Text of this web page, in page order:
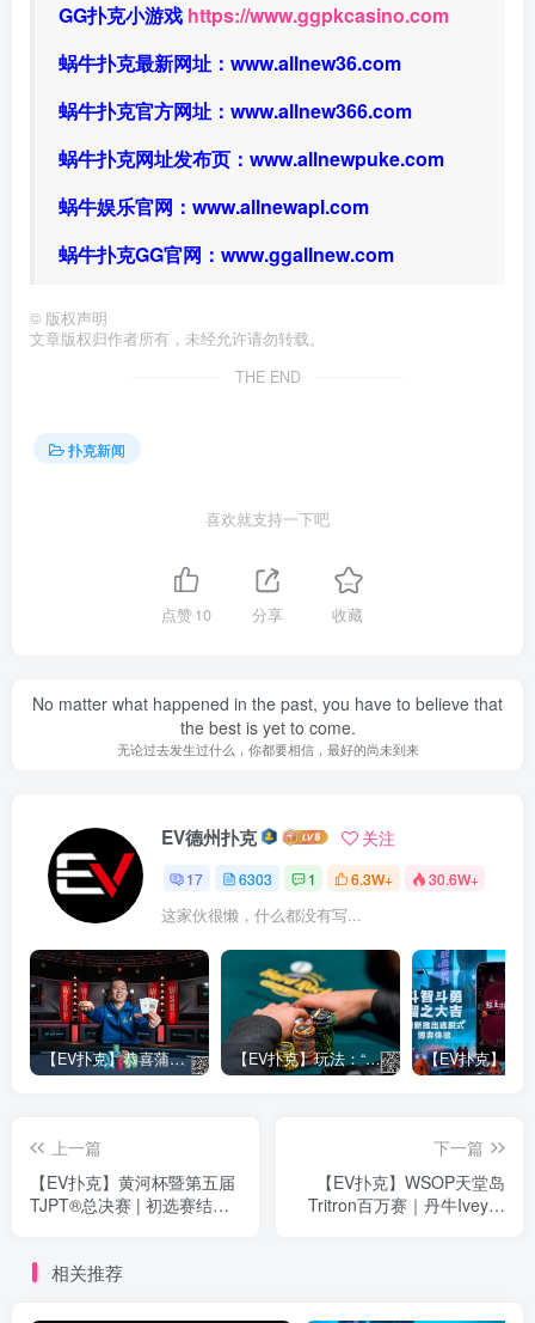
GG扑克小游戏 https://www.ggpkcasino.com
蜗牛扑克最新网址： www.allnew36.com
蜗牛扑克官方网址： www.allnew366.com
蜗牛扑克网址发布页： www.allnewpuke.com
蜗牛娱乐官网： www.allnewapl.com
蜗牛扑克GG官网： www.ggallnew.com
© 版权声明
文章版权归作者所有，未经允许请勿转载。
THE END
扑克新闻
喜欢就支持一下吧
点赞10 分享 收藏
No matter what happened in the past, you have to believe that
the best is yet to come.
无论过去发生过什么，你都要相信，最好的尚未到来
EV德州扑克 关注
17 6303 1 6.3W+ 30.6W+
这家伙很懒，什么都没有写...
【EV扑克】恭喜蒲蔚然赛事#65夺冠，收获国人2023WSOP第六条金手链，奖金93万刀！ 【EV扑克】玩法：“松弱鱼/松凶鱼打法”的基本攻略
上一篇
【EV扑克】黄河杯暨第五届
TJPT®总决赛 | 初选赛结
B/C两组
下一篇
【EV扑克】WSOP天堂岛
Tritron百万赛｜丹牛Ivey等
相关推荐